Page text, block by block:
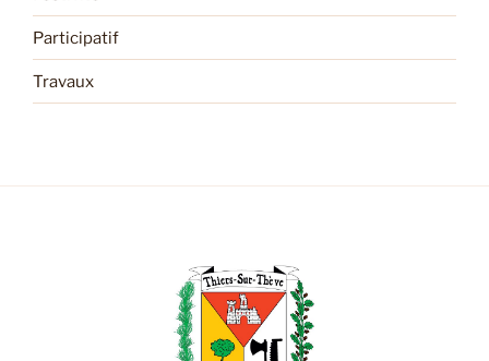
Participatif
Travaux